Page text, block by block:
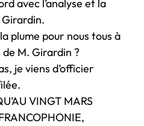
avec l’analyse et la
plume pour nous tous à
M. Girardin ?
je viens d’officier
VINGT MARS